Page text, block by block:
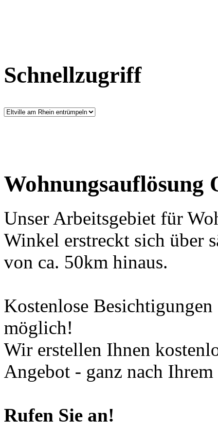
Schnellzugriff
Wohnungsauflösung
Unser Arbeitsgebiet für
Winkel erstreckt sich über
von ca. 50km hinaus.
Kostenlose
möglich!
Wir erstellen Ihnen
Angebot - ganz nach
Rufen Sie an!